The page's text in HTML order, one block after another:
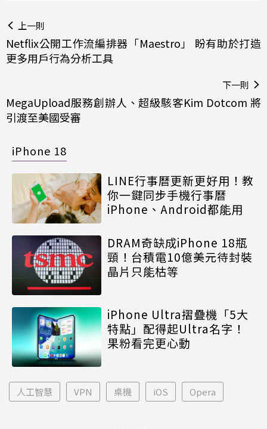
上一則
Netflix公開工作流編排器「Maestro」 盼有助於打造
更多用戶行為分析工具
下一則
MegaUpload服務創辦人、超級駭客Kim Dotcom 將
引渡至美國受審
iPhone 18
LINE行事曆更新更好用！教
你一鍵同步手機行事曆
iPhone、Android都能用
DRAM奇缺成iPhone 18瓶
頸！台積電10億美元待封裝
晶片只能枯等
iPhone Ultra摺疊機「5大
特點」配得起Ultra名字！
果粉看完更心動
人工智慧 VPN 桌機 iOS Opera